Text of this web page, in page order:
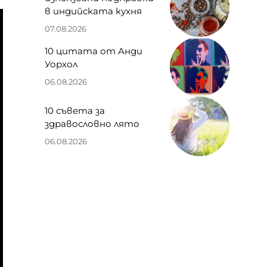
в индийската кухня
07.08.2026
10 цитата от Анди
Уорхол
06.08.2026
10 съвета за
здравословно лято
06.08.2026